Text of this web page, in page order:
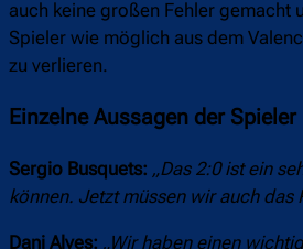
auch keine großen Fehler gemacht
Spieler wie möglich aus dem
zu verlieren.
Einzelne Aussagen der Spieler
Sergio Busquets: „Das 2:0 ist ein
können. Jetzt müssen wir auch das
Dani Alves: „Wir haben einen